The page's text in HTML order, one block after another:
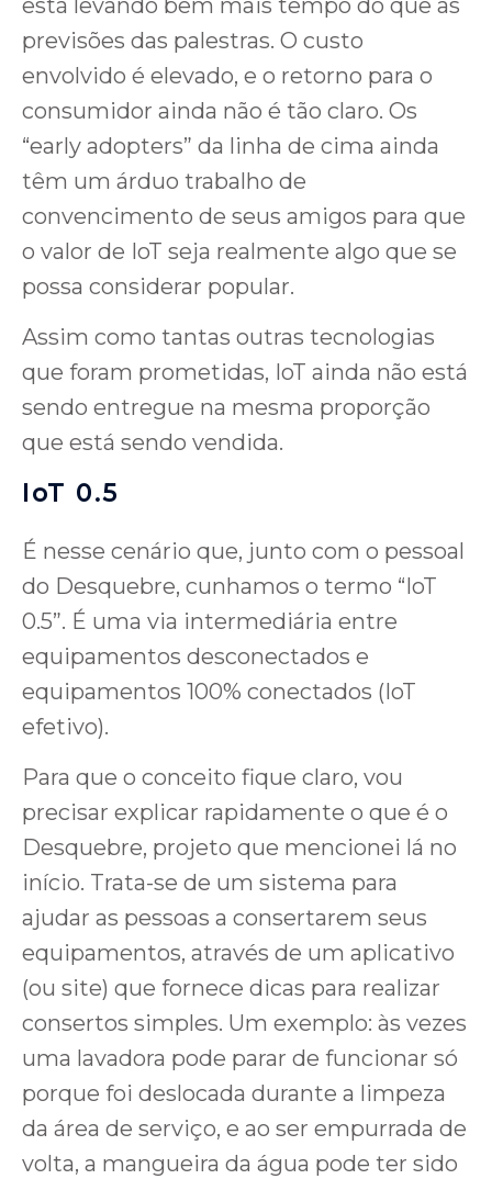
está levando bem mais tempo do que as
previsões das palestras. O custo
envolvido é elevado, e o retorno para o
consumidor ainda não é tão claro. Os
“early adopters” da linha de cima ainda
têm um árduo trabalho de
convencimento de seus amigos para que
o valor de IoT seja realmente algo que se
possa considerar popular.
Assim como tantas outras tecnologias
que foram prometidas, IoT ainda não está
sendo entregue na mesma proporção
que está sendo vendida.
IoT 0.5
É nesse cenário que, junto com o pessoal
do Desquebre, cunhamos o termo “IoT
0.5”. É uma via intermediária entre
equipamentos desconectados e
equipamentos 100% conectados (IoT
efetivo).
Para que o conceito fique claro, vou
precisar explicar rapidamente o que é o
Desquebre, projeto que mencionei lá no
início. Trata-se de um sistema para
ajudar as pessoas a consertarem seus
equipamentos, através de um aplicativo
(ou site) que fornece dicas para realizar
consertos simples. Um exemplo: às vezes
uma lavadora pode parar de funcionar só
porque foi deslocada durante a limpeza
da área de serviço, e ao ser empurrada de
volta, a mangueira da água pode ter sido